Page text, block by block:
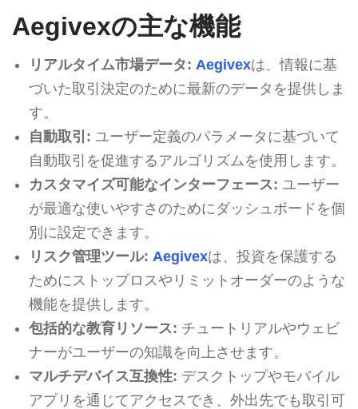
Aegivexの主な機能
リアルタイム市場データ: Aegivexは、情報に基
づいた取引決定のために最新のデータを提供しま
す。
自動取引: ユーザー定義のパラメータに基づいて
自動取引を促進するアルゴリズムを使用します。
カスタマイズ可能なインターフェース: ユーザー
が最適な使いやすさのためにダッシュボードを個
別に設定できます。
リスク管理ツール: Aegivexは、投資を保護する
ためにストップロスやリミットオーダーのような
機能を提供します。
包括的な教育リソース: チュートリアルやウェビ
ナーがユーザーの知識を向上させます。
マルチデバイス互換性: デスクトップやモバイル
アプリを通じてアクセスでき、外出先でも取引可